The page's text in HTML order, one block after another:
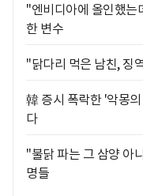
"엔비디아에 올인했
한 변수
"닭다리 먹은 남친, 징
韓 증시 폭락한 '악몽
다
"불닭 파는 그 삼양 아
명들